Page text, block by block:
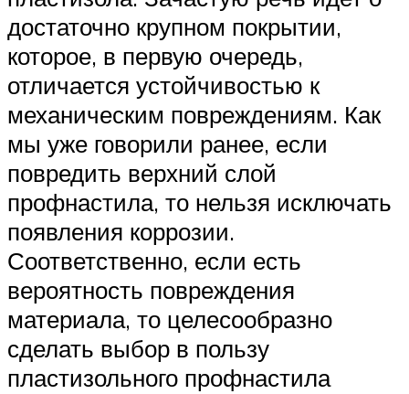
достаточно крупном покрытии,
которое, в первую очередь,
отличается устойчивостью к
механическим повреждениям. Как
мы уже говорили ранее, если
повредить верхний слой
профнастила, то нельзя исключать
появления коррозии.
Соответственно, если есть
вероятность повреждения
материала, то целесообразно
сделать выбор в пользу
пластизольного профнастила